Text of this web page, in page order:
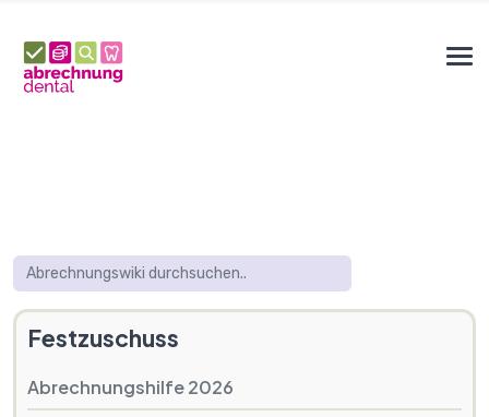
Festzuschuss
Abrechnungshilfe 2026